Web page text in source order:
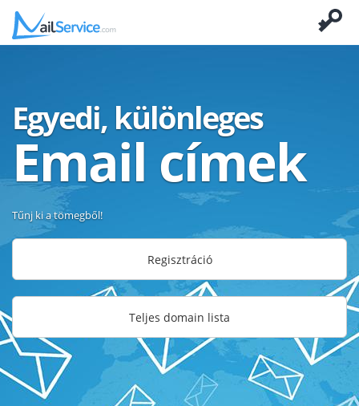
Egyedi, különleges
Email címek
Tűnj ki a tömegből!
Regisztráció
Teljes domain lista